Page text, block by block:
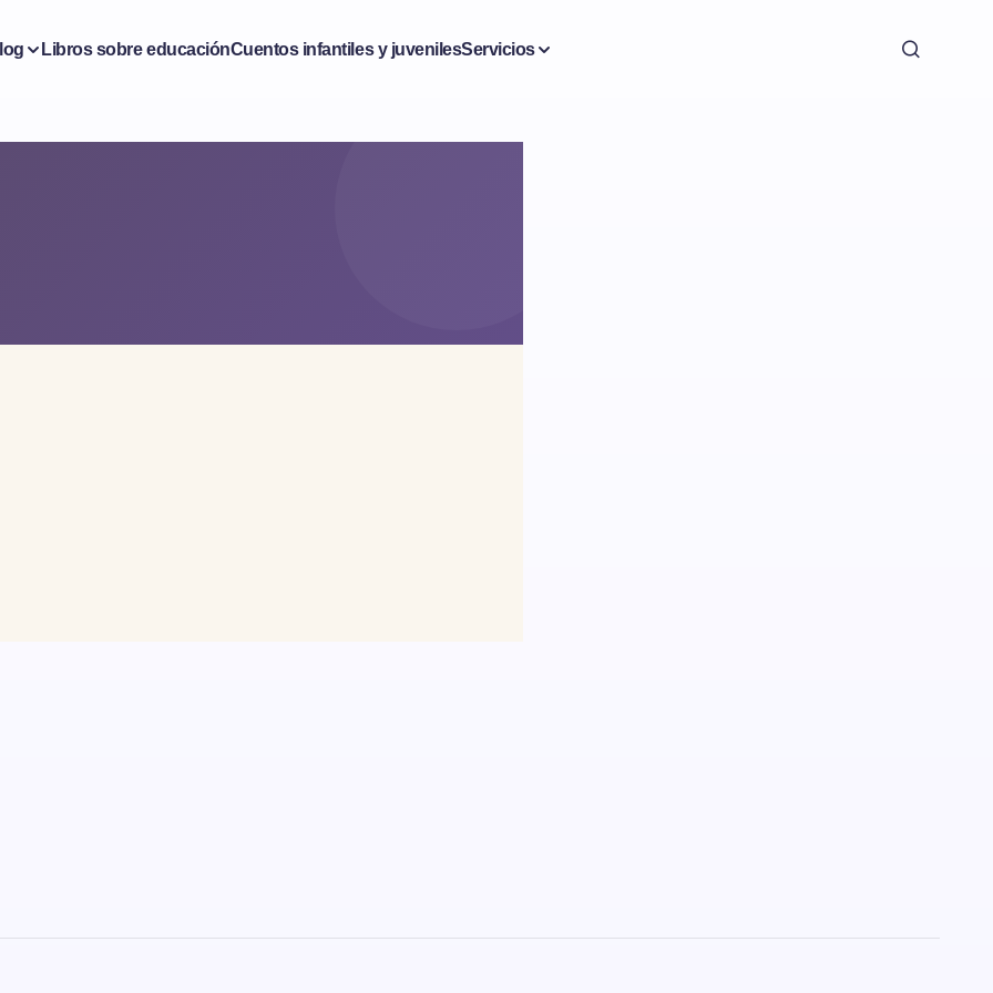
Libros sobre educaciónCuentos infantiles y juvenilesServicios